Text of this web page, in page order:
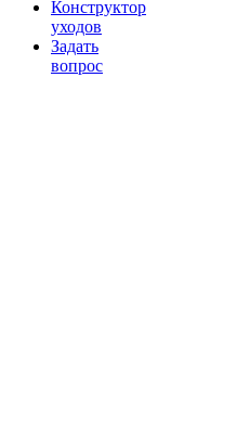
Конструктор
уходов
Задать
вопрос